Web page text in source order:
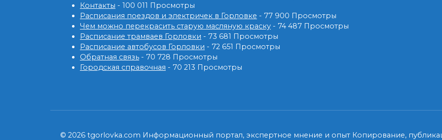
Контакты - 100 011 Просмотры
Расписания поездов и электричек в Горловке - 77 900 Просмотры
Чем можно перекрасить старую масляную краску - 74 487 Просмотры
Расписание трамваев Горловки - 73 681 Просмотры
Расписание автобусов Горловки - 72 651 Просмотры
Обратная связь - 70 728 Просмотры
Городская справочная - 70 213 Просмотры
© 2026 tgorlovka.com Информационный портал, экспертное мнение и опыт Копирование,